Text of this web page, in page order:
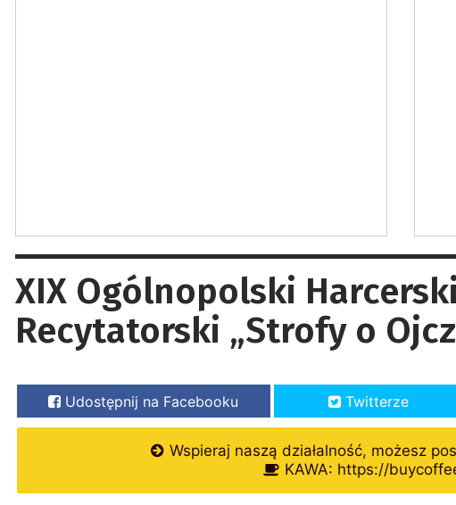
XIX Ogólnopolski
Recytatorski „Strofy o
Udostępnij na Facebooku Twitterze
Wspieraj naszą działalność, możesz
KAWA: https://